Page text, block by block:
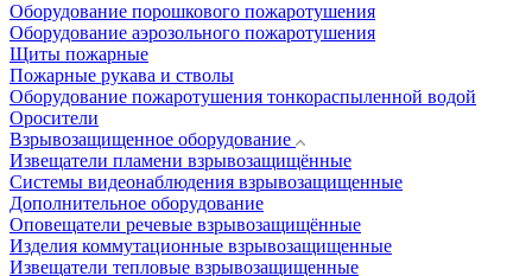
Оборудование порошкового пожаротушения
Оборудование аэрозольного пожаротушения
Щиты пожарные
Пожарные рукава и стволы
Оборудование пожаротушения тонкораспыленной водой
Оросители
Взрывозащищенное оборудование
Извещатели пламени взрывозащищённые
Системы видеонаблюдения взрывозащищенные
Дополнительное оборудование
Оповещатели речевые взрывозащищённые
Изделия коммутационные взрывозащищенные
Извещатели тепловые взрывозащищенные